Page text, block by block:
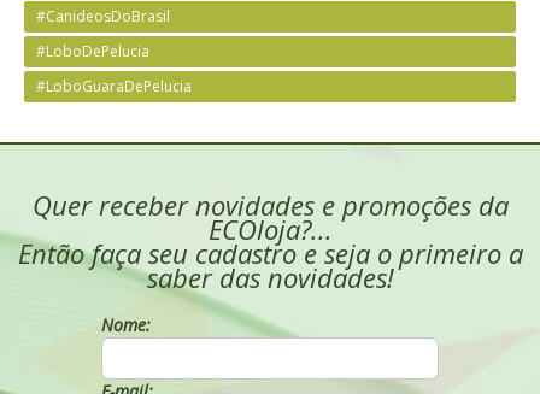
#CanideosDoBrasil
#LoboDePelucia
#LoboGuaraDePelucia
Quer receber novidades e promoções da
ECOloja?...
Então faça seu cadastro e seja o primeiro a
saber das novidades!
Nome: